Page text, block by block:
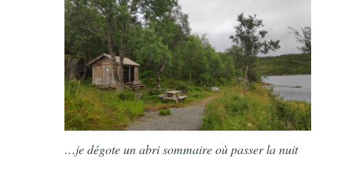
…je dégote un abri sommaire où passer la nuit